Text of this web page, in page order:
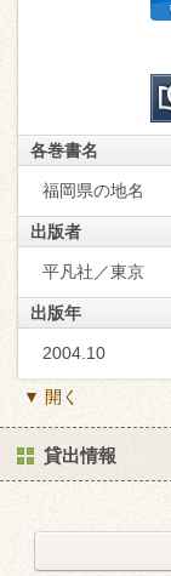
各巻書名
福岡県の地名
出版者
平凡社／東京
出版年
2004.10
▼ 開く
貸出情報